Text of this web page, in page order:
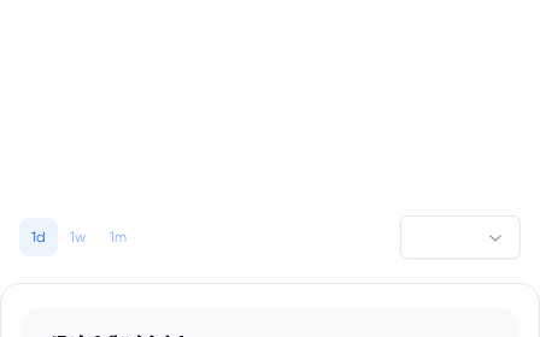
1d 1w 1m